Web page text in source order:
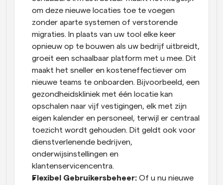
om deze nieuwe locaties toe te voegen
zonder aparte systemen of verstorende
migraties. In plaats van uw tool elke keer
opnieuw op te bouwen als uw bedrijf uitbreidt,
groeit een schaalbaar platform met u mee. Dit
maakt het sneller en kosteneffectiever om
nieuwe teams te onboarden. Bijvoorbeeld, een
gezondheidskliniek met één locatie kan
opschalen naar vijf vestigingen, elk met zijn
eigen kalender en personeel, terwijl er centraal
toezicht wordt gehouden. Dit geldt ook voor
dienstverlenende bedrijven,
onderwijsinstellingen en
klantenservicencentra.
Flexibel Gebruikersbeheer: Of u nu nieuwe